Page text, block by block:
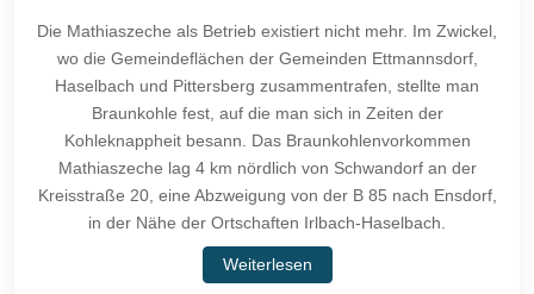
Die Mathiaszeche als Betrieb existiert nicht mehr. Im Zwickel,
wo die Gemeindeflächen der Gemeinden Ettmannsdorf,
Haselbach und Pittersberg zusammentrafen, stellte man
Braunkohle fest, auf die man sich in Zeiten der
Kohleknappheit besann. Das Braunkohlenvorkommen
Mathiaszeche lag 4 km nördlich von Schwandorf an der
Kreisstraße 20, eine Abzweigung von der B 85 nach Ensdorf,
in der Nähe der Ortschaften Irlbach-Haselbach.
Weiterlesen